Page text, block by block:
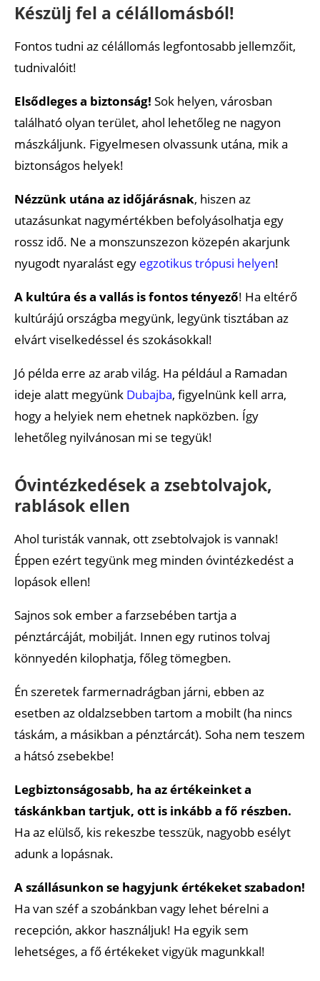
Készülj fel a célállomásból!
Fontos tudni az célállomás legfontosabb jellemzőit,
tudnivalóit!
Elsődleges a biztonság! Sok helyen, városban
található olyan terület, ahol lehetőleg ne nagyon
mászkáljunk. Figyelmesen olvassunk utána, mik a
biztonságos helyek!
Nézzünk utána az időjárásnak, hiszen az
utazásunkat nagymértékben befolyásolhatja egy
rossz idő. Ne a monszunszezon közepén akarjunk
nyugodt nyaralást egy egzotikus trópusi helyen!
A kultúra és a vallás is fontos tényező! Ha eltérő
kultúrájú országba megyünk, legyünk tisztában az
elvárt viselkedéssel és szokásokkal!
Jó példa erre az arab világ. Ha például a Ramadan
ideje alatt megyünk Dubajba, figyelnünk kell arra,
hogy a helyiek nem ehetnek napközben. Így
lehetőleg nyilvánosan mi se tegyük!
Óvintézkedések a zsebtolvajok,
rablások ellen
Ahol turisták vannak, ott zsebtolvajok is vannak!
Éppen ezért tegyünk meg minden óvintézkedést a
lopások ellen!
Sajnos sok ember a farzsebében tartja a
pénztárcáját, mobilját. Innen egy rutinos tolvaj
könnyedén kilophatja, főleg tömegben.
Én szeretek farmernadrágban járni, ebben az
esetben az oldalzsebben tartom a mobilt (ha nincs
táskám, a másikban a pénztárcát). Soha nem teszem
a hátsó zsebekbe!
Legbiztonságosabb, ha az értékeinket a
táskánkban tartjuk, ott is inkább a fő részben.
Ha az elülső, kis rekeszbe tesszük, nagyobb esélyt
adunk a lopásnak.
A szállásunkon se hagyjunk értékeket szabadon!
Ha van széf a szobánkban vagy lehet bérelni a
recepción, akkor használjuk! Ha egyik sem
lehetséges, a fő értékeket vigyük magunkkal!